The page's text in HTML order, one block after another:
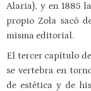
Alaria), y en 1885
propio Zola sacó
misma editorial.
El tercer capítulo
se vertebra en
de estética y de